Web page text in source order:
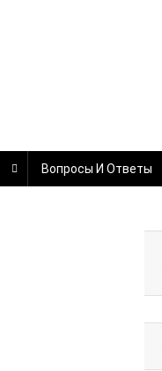
Вопросы И Ответы